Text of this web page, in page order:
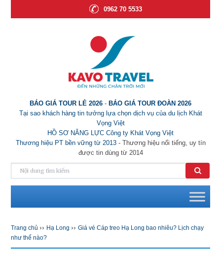
0962 70 5533
BÁO GIÁ TOUR LẺ 2026 - BÁO GIÁ TOUR ĐOÀN 2026
Tại sao khách hàng tin tưởng lựa chọn dịch vụ của du lịch Khát
Vọng Việt
HỒ SƠ NĂNG LỰC Công ty Khát Vọng Việt
Thương hiệu PT bền vững từ 2013- Thương hiệu nổi tiếng, uy tín
được tin dùng từ 2014
Trang chủ ›› Hạ Long ››Giá vé Cáp treo Hạ Long bao nhiêu? Lịch chạy
như thế nào?